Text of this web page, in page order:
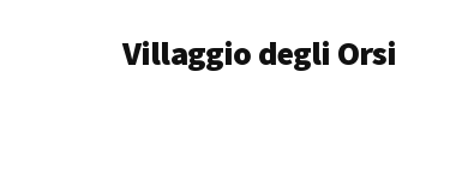
Additional
menuVillaggio degli Orsi